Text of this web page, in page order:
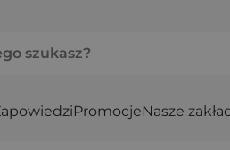
PromocjeNasze